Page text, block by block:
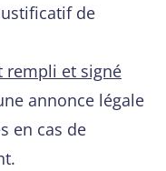
de
rempli et signé
annonce légale
en cas de